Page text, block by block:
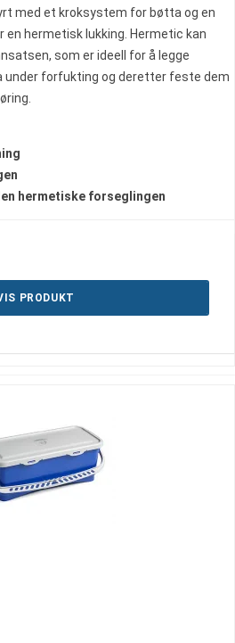
med et kroksystem for bøtta og en
hermetisk lukking. Hermetic kan
som er ideell for å legge
under forfukting og deretter feste dem
hermetiske forseglingen
PRODUKT